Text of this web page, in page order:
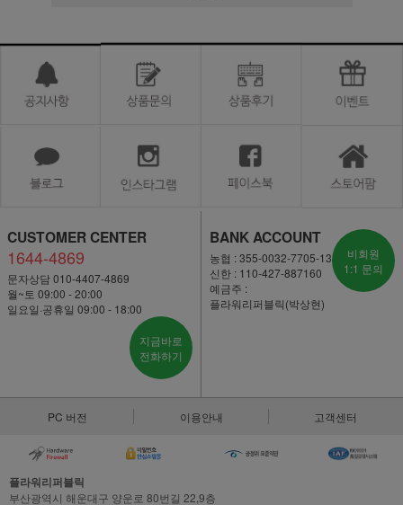
CUSTOMER CENTER
1644-4869
문자상담 010-4407-4869
월~토 09:00 - 20:00
일요일·공휴일 09:00 - 18:00
지금바로
전화하기
BANK ACCOUNT
농협 : 355-0032-7705-13
신한 : 110-427-887160
예금주 :
플라워리퍼블릭(박상현)
비회원
1:1 문의
PC 버전 이용안내 고객센터
플라워리퍼블릭
부산광역시 해운대구 양운로 80번길 22,9층